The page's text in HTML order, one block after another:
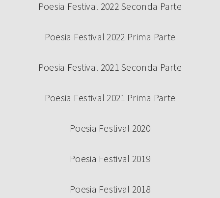
Poesia Festival 2022 Seconda Parte
Poesia Festival 2022 Prima Parte
Poesia Festival 2021 Seconda Parte
Poesia Festival 2021 Prima Parte
Poesia Festival 2020
Poesia Festival 2019
Poesia Festival 2018